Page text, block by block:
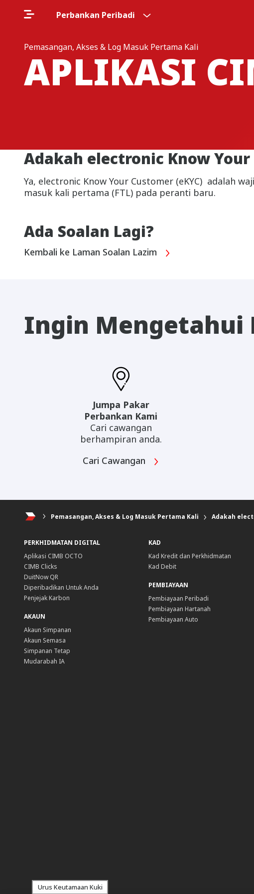
Perbankan Peribadi
Pemasangan, Akses & Log Masuk Pertama Kali
APLIKASI
Adakah electronic Know Your
Ya, electronic Know Your Customer (eKYC) adalah
masuk kali pertama (FTL) pada peranti baru.
Ada Soalan Lagi?
Kembali ke Laman Soalan Lazim
Ingin Mengetahui
Jumpa Pakar
Perbankan Kami
Cari cawangan
berhampiran anda.
Cari Cawangan
Pemasangan, Akses & Log Masuk Pertama Kali Adakah
PERKHIDMATAN DIGITAL
Aplikasi CIMB OCTO
CIMB Clicks
DuitNow QR
Diperibadikan Untuk Anda
Penjejak Karbon
AKAUN
Akaun Simpanan
Akaun Semasa
Simpanan Tetap
Mudarabah IA
KAD
Kad Kredit dan Perkhidmatan
Kad Debit
PEMBIAYAAN
Pembiayaan Peribadi
Pembiayaan Hartanah
Pembiayaan Auto
Urus Keutamaan Kuki